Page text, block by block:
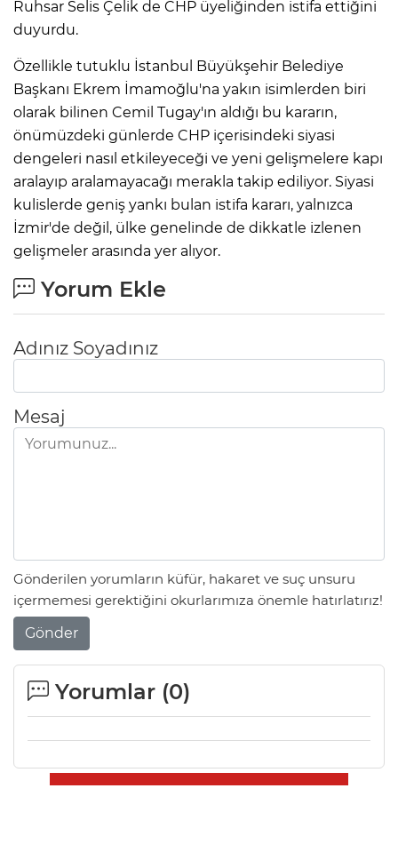
Ruhsar Selis Çelik de CHP üyeliğinden istifa ettiğini
duyurdu.
Özellikle tutuklu İstanbul Büyükşehir Belediye
Başkanı Ekrem İmamoğlu'na yakın isimlerden biri
olarak bilinen Cemil Tugay'ın aldığı bu kararın,
önümüzdeki günlerde CHP içerisindeki siyasi
dengeleri nasıl etkileyeceği ve yeni gelişmelere kapı
aralayıp aralamayacağı merakla takip ediliyor. Siyasi
kulislerde geniş yankı bulan istifa kararı, yalnızca
İzmir'de değil, ülke genelinde de dikkatle izlenen
gelişmeler arasında yer alıyor.
Yorum Ekle
Adınız Soyadınız
Mesaj
Gönderilen yorumların küfür, hakaret ve suç unsuru
içermemesi gerektiğini okurlarımıza önemle hatırlatırız!
Gönder
Yorumlar (0)